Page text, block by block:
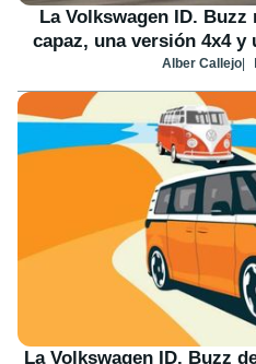
La Volkswagen ID.
capaz, una versión 4x4 y
Alber Callejo
La Volkswagen ID. Buzz